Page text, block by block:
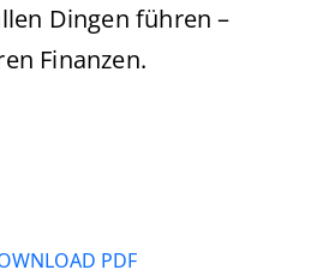
Dingen führen –
Finanzen.
PDF